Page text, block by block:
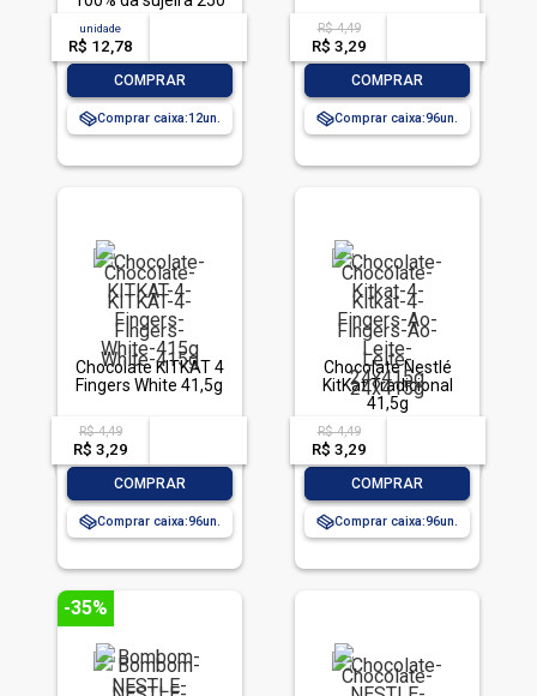
ml
unidade
R$ 12,78
COMPRAR
Comprar caixa:12
R$ 4,49
R$ 3,29
COMPRAR
Comprar caixa:96
Chocolate KITKAT 4
Fingers White 41,5g
R$ 4,49
R$ 3,29
COMPRAR
Comprar caixa:96
Chocolate Nestlé
KitKat Tradicional
41,5g
R$ 4,49
R$ 3,29
COMPRAR
Comprar caixa:96
-35%